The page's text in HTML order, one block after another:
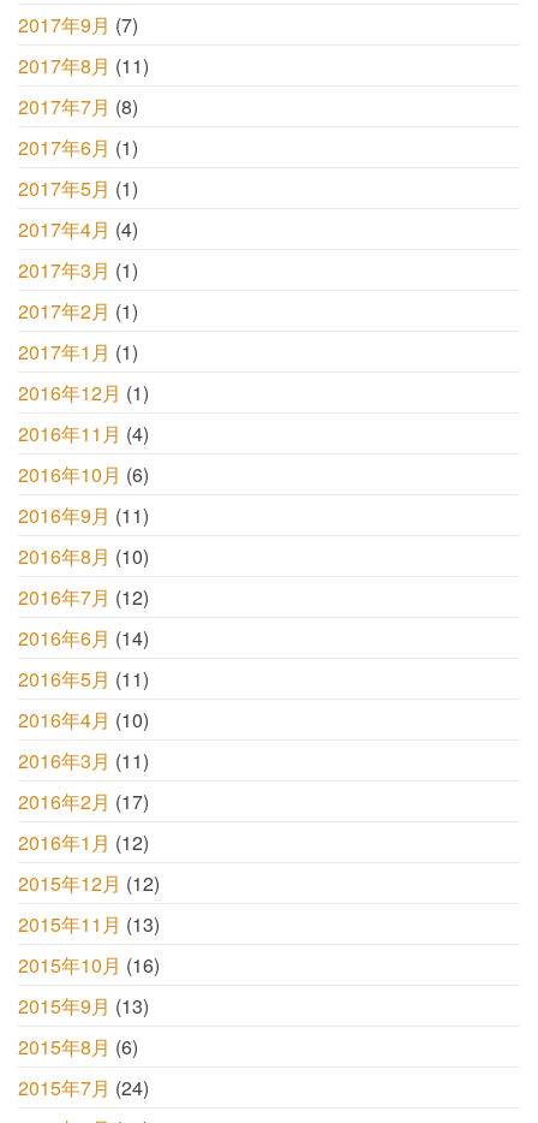
2017年9月 (7)
2017年8月 (11)
2017年7月 (8)
2017年6月 (1)
2017年5月 (1)
2017年4月 (4)
2017年3月 (1)
2017年2月 (1)
2017年1月 (1)
2016年12月 (1)
2016年11月 (4)
2016年10月 (6)
2016年9月 (11)
2016年8月 (10)
2016年7月 (12)
2016年6月 (14)
2016年5月 (11)
2016年4月 (10)
2016年3月 (11)
2016年2月 (17)
2016年1月 (12)
2015年12月 (12)
2015年11月 (13)
2015年10月 (16)
2015年9月 (13)
2015年8月 (6)
2015年7月 (24)